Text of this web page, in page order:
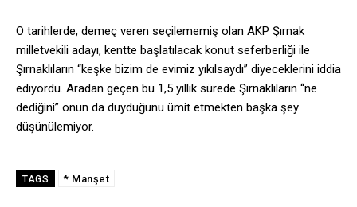
O tarihlerde, demeç veren seçilememiş olan AKP Şırnak
milletvekili adayı, kentte başlatılacak konut seferberliği ile
Şırnaklıların “keşke bizim de evimiz yıkılsaydı” diyeceklerini iddia
ediyordu. Aradan geçen bu 1,5 yıllık sürede Şırnaklıların “ne
dediğini” onun da duyduğunu ümit etmekten başka şey
düşünülemiyor.
TAGS * Manşet